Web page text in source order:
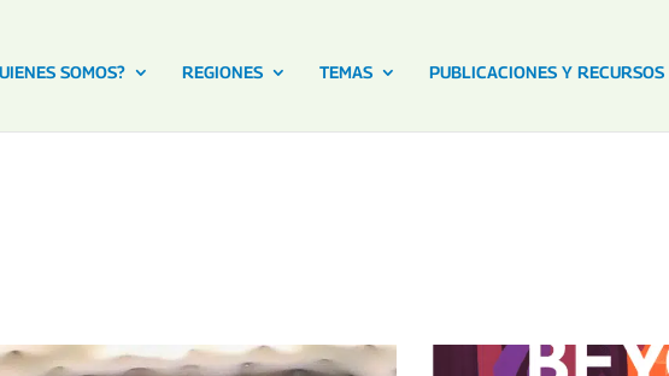
SOMOS? REGIONES TEMAS PUBLICACIONES Y RECURSOS